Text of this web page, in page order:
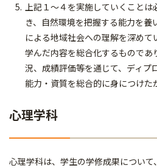
上記１～４を実施していくことは
き、自然環境を把握する能力を養
による地域社会への理解を深め
学んだ内容を総合化するものであ
況、成績評価等を通じて、ディプ
能力・資質を総合的に身につけた
心理学科
心理学科は、学生の学修成果につい